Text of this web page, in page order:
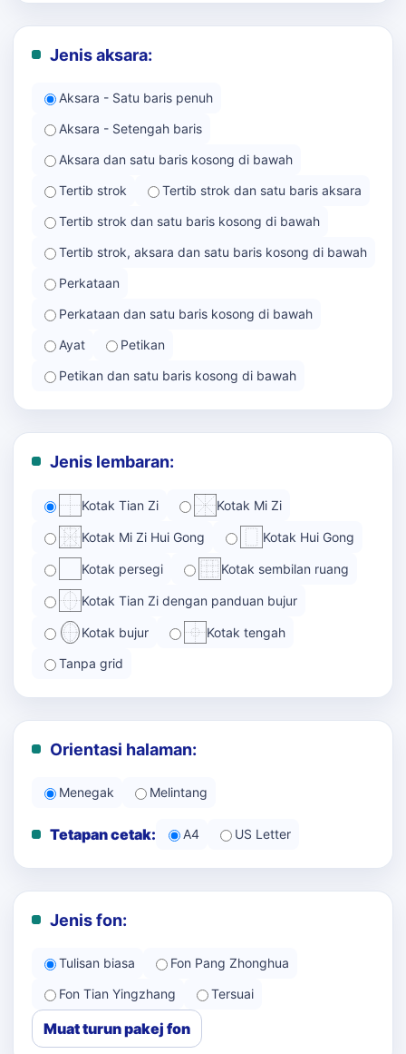
Jenis aksara:
Aksara - Satu baris penuh
Aksara - Setengah baris
Aksara dan satu baris kosong di bawah
Tertib strok
Tertib strok dan satu baris aksara
Tertib strok dan satu baris kosong di bawah
Tertib strok, aksara dan satu baris kosong di bawah
Perkataan
Perkataan dan satu baris kosong di bawah
Ayat
Petikan
Petikan dan satu baris kosong di bawah
Jenis lembaran:
Kotak Tian Zi Kotak Mi Zi
Kotak Mi Zi Hui Gong Kotak Hui Gong
Kotak persegi Kotak sembilan ruang
Kotak Tian Zi dengan panduan bujur
Kotak bujur Kotak tengah
Tanpa grid
Orientasi halaman:
Menegak Melintang
Tetapan cetak: A4 US Letter
Jenis fon:
Tulisan biasa
Fon Pang Zhonghua
Fon Tian Yingzhang
Tersuai
Muat turun pakej fon